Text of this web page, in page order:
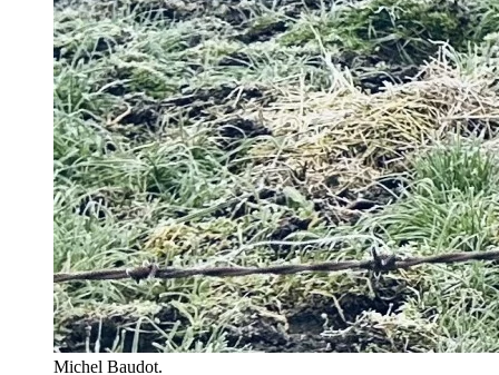
Michel Baudot.